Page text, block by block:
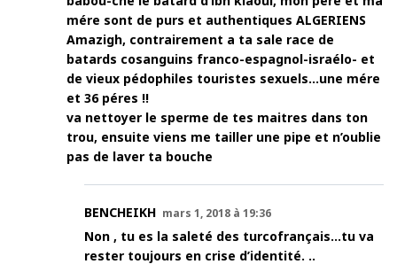
mére sont de purs et authentiques ALGERIENS
Amazigh, contrairement a ta sale race de
batards cosanguins franco-espagnol-israélo- et
de vieux pédophiles touristes sexuels…une mére
et 36 péres !!
va nettoyer le sperme de tes maitres dans ton
trou, ensuite viens me tailler une pipe et n’oublie
pas de laver ta bouche
BENCHEIKH mars 1, 2018 à 19:36
Non , tu es la saleté des turcofrançais…tu va
rester toujours en crise d’identité. ..